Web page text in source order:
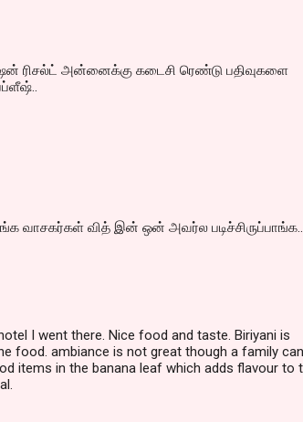
அன்னைக்கு கடைசி ரெண்டு பதிவுகளை
வாசகர்கள் வித் இன் ஒன் அவர்ல
I went there. Nice food and taste. Biriyani is
food. ambiance is not great though a family can
items in the banana leaf which adds flavour to